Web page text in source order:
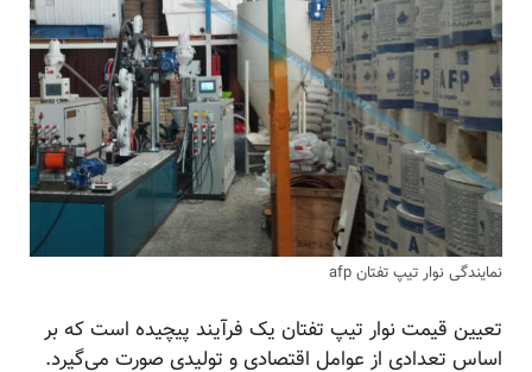
نمایندگی نوار تیپ تفتان afp
تعیین قیمت نوار تیپ تفتان یک فرآیند پیچیده است که بر
اساس تعدادی از عوامل اقتصادی و تولیدی صورت می‌گیرد.